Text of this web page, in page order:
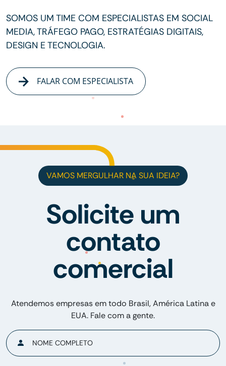
SOMOS UM TIME COM ESPECIALISTAS EM SOCIAL
MEDIA, TRÁFEGO PAGO, ESTRATÉGIAS DIGITAIS,
DESIGN E TECNOLOGIA.
FALAR COM ESPECIALISTA
VAMOS MERGULHAR NA SUA IDEIA?
Solicite um
contato
comercial
Atendemos empresas em todo Brasil, América Latina e
EUA. Fale com a gente.
NOME COMPLETO